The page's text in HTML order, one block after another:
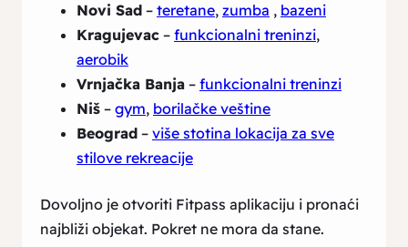
Novi Sad – teretane, zumba , bazeni
Kragujevac – funkcionalni treninzi,
aerobik
Vrnjačka Banja – funkcionalni treninzi
Niš – gym, borilačke veštine
Beograd – više stotina lokacija za sve
stilove rekreacije
Dovoljno je otvoriti Fitpass aplikaciju i pronaći
najbliži objekat. Pokret ne mora da stane.